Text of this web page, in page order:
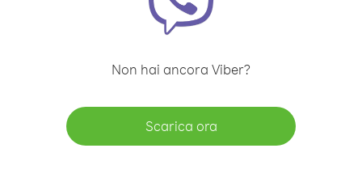
Non hai ancora Viber?
Scarica ora